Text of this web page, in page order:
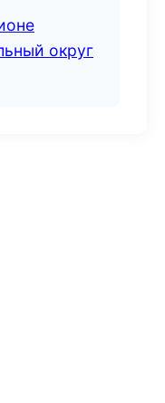
округ